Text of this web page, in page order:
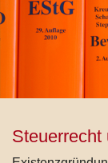
Steuerrecht